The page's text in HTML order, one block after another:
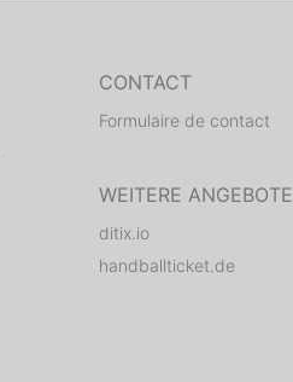
CONTACT
Formulaire de contact
WEITERE ANGEBOTE
ditix.io
handballticket.de